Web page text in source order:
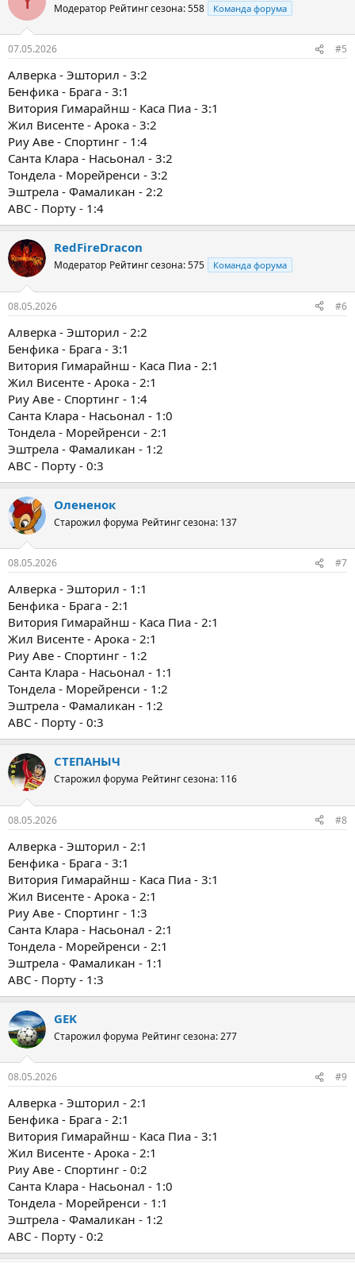
Модератор Рейтинг сезона: 558 Команда форума
07.05.2026 #5
Алверка - Эшторил - 3:2
Бенфика - Брага - 3:1
Витория Гимарайнш - Каса Пиа - 3:1
Жил Висенте - Арока - 3:2
Риу Аве - Спортинг - 1:4
Санта Клара - Насьонал - 3:2
Тондела - Морейренси - 3:2
Эштрела - Фамаликан - 2:2
ABC - Порту - 1:4
RedFireDracon
Модератор Рейтинг сезона: 575 Команда форума
08.05.2026 #6
Алверка - Эшторил - 2:2
Бенфика - Брага - 3:1
Витория Гимарайнш - Каса Пиа - 2:1
Жил Висенте - Арока - 2:1
Риу Аве - Спортинг - 1:4
Санта Клара - Насьонал - 1:0
Тондела - Морейренси - 2:1
Эштрела - Фамаликан - 1:2
ABC - Порту - 0:3
Олененок
Старожил форума Рейтинг сезона: 137
08.05.2026 #7
Алверка - Эшторил - 1:1
Бенфика - Брага - 2:1
Витория Гимарайнш - Каса Пиа - 2:1
Жил Висенте - Арока - 2:1
Риу Аве - Спортинг - 1:2
Санта Клара - Насьонал - 1:1
Тондела - Морейренси - 1:2
Эштрела - Фамаликан - 1:2
ABC - Порту - 0:3
СТЕПАНЫЧ
Старожил форума Рейтинг сезона: 116
08.05.2026 #8
Алверка - Эшторил - 2:1
Бенфика - Брага - 3:1
Витория Гимарайнш - Каса Пиа - 3:1
Жил Висенте - Арока - 2:1
Риу Аве - Спортинг - 1:3
Санта Клара - Насьонал - 2:1
Тондела - Морейренси - 2:1
Эштрела - Фамаликан - 1:1
ABC - Порту - 1:3
GEK
Старожил форума Рейтинг сезона: 277
08.05.2026 #9
Алверка - Эшторил - 2:1
Бенфика - Брага - 2:1
Витория Гимарайнш - Каса Пиа - 3:1
Жил Висенте - Арока - 2:1
Риу Аве - Спортинг - 0:2
Санта Клара - Насьонал - 1:0
Тондела - Морейренси - 1:1
Эштрела - Фамаликан - 1:2
ABC - Порту - 0:2